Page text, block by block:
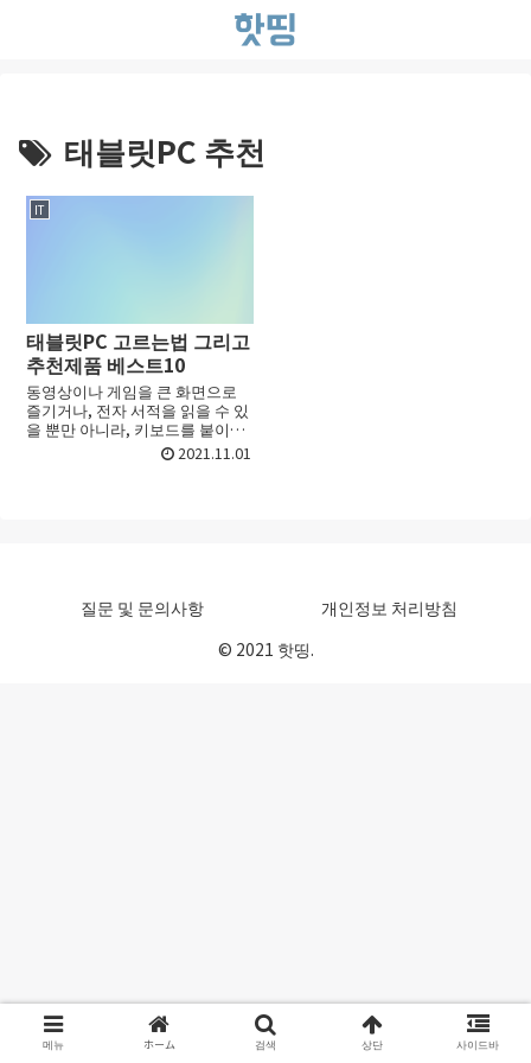
태블릿PC 추천
IT
태블릿PC 고르는법 그리고
추천제품 베스트10
동영상이나 게임을 큰 화면으로
즐기거나, 전자 서적을 읽을 수 있
을 뿐만 아니라, 키보드를 붙이면
노트북과 같이 사용할 수 있는 편
리한 태블릿PC. 단지, 종류가 너무
2021.11.01
질문 및 문의사항
개인정보 처리방침
© 2021 핫띵.
메뉴 ホーム 검색 상단 사이드바